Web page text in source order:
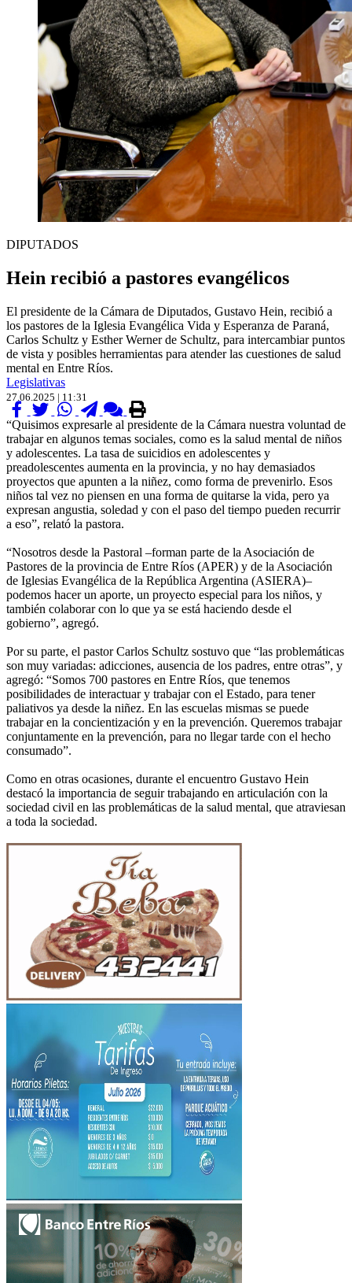
DIPUTADOS
Hein recibió a pastores evangélicos
El presidente de la Cámara de Diputados, Gustavo Hein, recibió a
los pastores de la Iglesia Evangélica Vida y Esperanza de Paraná,
Carlos Schultz y Esther Werner de Schultz, para intercambiar puntos
de vista y posibles herramientas para atender las cuestiones de salud
mental en Entre Ríos.
Legislativas
27.06.2025 | 11:31
“Quisimos expresarle al presidente de la Cámara nuestra voluntad de
trabajar en algunos temas sociales, como es la salud mental de niños
y adolescentes. La tasa de suicidios en adolescentes y
preadolescentes aumenta en la provincia, y no hay demasiados
proyectos que apunten a la niñez, como forma de prevenirlo. Esos
niños tal vez no piensen en una forma de quitarse la vida, pero ya
expresan angustia, soledad y con el paso del tiempo pueden recurrir
a eso”, relató la pastora.
“Nosotros desde la Pastoral –forman parte de la Asociación de
Pastores de la provincia de Entre Ríos (APER) y de la Asociación
de Iglesias Evangélica de la República Argentina (ASIERA)–
podemos hacer un aporte, un proyecto especial para los niños, y
también colaborar con lo que ya se está haciendo desde el
gobierno”, agregó.
Por su parte, el pastor Carlos Schultz sostuvo que “las problemáticas
son muy variadas: adicciones, ausencia de los padres, entre otras”, y
agregó: “Somos 700 pastores en Entre Ríos, que tenemos
posibilidades de interactuar y trabajar con el Estado, para tener
paliativos ya desde la niñez. En las escuelas mismas se puede
trabajar en la concientización y en la prevención. Queremos trabajar
conjuntamente en la prevención, para no llegar tarde con el hecho
consumado”.
Como en otras ocasiones, durante el encuentro Gustavo Hein
destacó la importancia de seguir trabajando en articulación con la
sociedad civil en las problemáticas de la salud mental, que atraviesan
a toda la sociedad.